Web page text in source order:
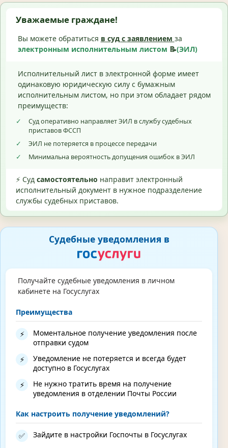
Уважаемые граждане!
Вы можете обратиться в суд с заявлением за
электронным исполнительным листом 📝(ЭИЛ)
Исполнительный лист в электронной форме имеет
одинаковую юридическую силу с бумажным
исполнительным листом, но при этом обладает рядом
преимуществ:
✓
Суд оперативно направляет ЭИЛ в службу судебных
приставов ФССП
✓
ЭИЛ не потеряется в процессе передачи
✓
Минимальна вероятность допущения ошибок в ЭИЛ
⚡ Суд самостоятельно направит электронный
исполнительный документ в нужное подразделение
службы судебных приставов.
Судебные уведомления в
Получайте судебные уведомления в личном
кабинете на Госуслугах
Преимущества
⚡
Моментальное получение уведомления после
отправки судом
⚡
Уведомление не потеряется и всегда будет
доступно в Госуслугах
⚡
Не нужно тратить время на получение
уведомления в отделении Почты России
Как настроить получение уведомлений?
✅
Зайдите в настройки Госпочты в Госуслугах